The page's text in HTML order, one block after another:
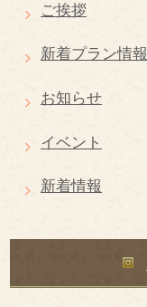
ご挨拶
新着プラン情報
お知らせ
イベント
新着情報